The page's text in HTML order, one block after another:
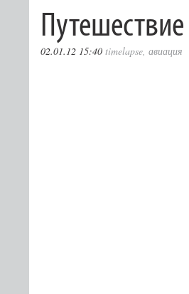
02.01.12 15:40 timelapse, авиация